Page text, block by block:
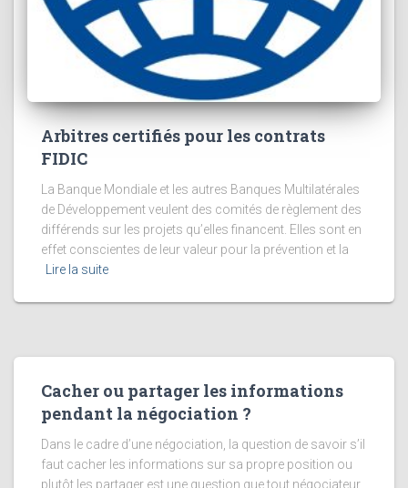
Arbitres certifiés pour les contrats
FIDIC
La Banque Mondiale et les autres Banques Multilatérales
de Développement veulent des comités de règlement des
différends sur les projets qu’elles financent. Elles sont en
effet conscientes de leur valeur pour la prévention et la
Lire la suite
Cacher ou partager les informations
pendant la négociation ?
Dans le cadre d’une négociation, la question de savoir s’il
faut cacher les informations sur sa propre position ou
plutôt les partager est une question que tout négociateur